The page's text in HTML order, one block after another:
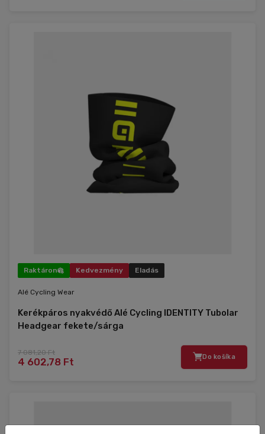
Raktáron Kedvezmény Eladás
Alé Cycling Wear
Kerékpáros nyakvédő Alé Cycling IDENTITY Tubolar
Headgear fekete/sárga
7 081,20 Ft
4 602,78 Ft Do košíka